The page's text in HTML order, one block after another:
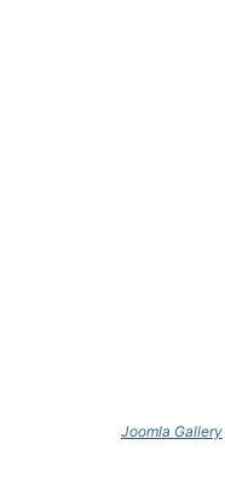
Joomla Gallery